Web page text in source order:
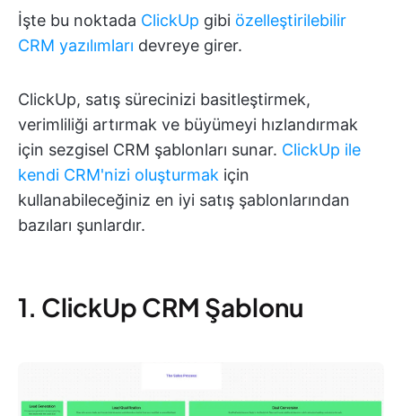
İşte bu noktada ClickUp gibi özelleştirilebilir
CRM yazılımları devreye girer.
ClickUp, satış sürecinizi basitleştirmek,
verimliliği artırmak ve büyümeyi hızlandırmak
için sezgisel CRM şablonları sunar. ClickUp ile
kendi CRM'nizi oluşturmak için
kullanabileceğiniz en iyi satış şablonlarından
bazıları şunlardır.
1. ClickUp CRM Şablonu